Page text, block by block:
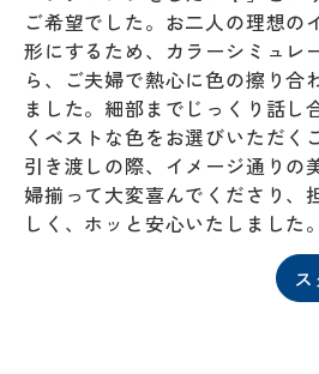
キッチン
バスルー
ム
洗面化粧
台
施工事例
お客様の
声
NEWS＆
ブログ
ハ
グ
ス
に
リ
ム
保
ア
フ
ご希望でした。お二人の理想の
形にするため、カラーシミュレ
ら、ご夫婦で熱心に色の擦り合
ました。細部までじっくり話し
くベストな色をお選びいただく
引き渡しの際、イメージ通りの
婦揃って大変喜んでくださり、
しく、ホッと安心いたしました。